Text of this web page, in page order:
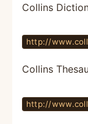
Collins
http://
Collins
http://